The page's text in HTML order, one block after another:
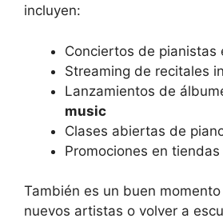
incluyen:
Conciertos de pianistas
Streaming de recitales
Lanzamientos de
music
Clases abiertas de
Promociones en
También es un buen
nuevos artistas o volver a